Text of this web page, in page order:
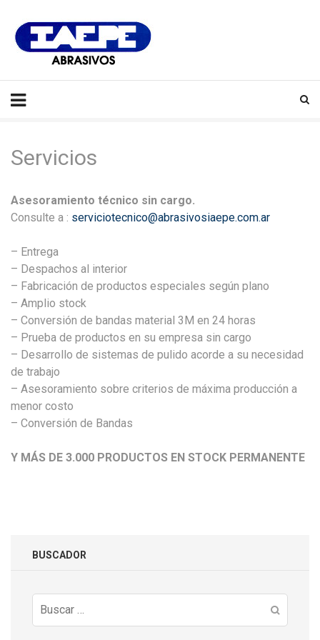
IAEPE
Servicios
Asesoramiento técnico sin cargo.
Consulte a : serviciotecnico@abrasivosiaepe.com.ar
– Entrega
– Despachos al interior
– Fabricación de productos especiales según plano
– Amplio stock
– Conversión de bandas material 3M en 24 horas
– Prueba de productos en su empresa sin cargo
– Desarrollo de sistemas de pulido acorde a su necesidad
de trabajo
– Asesoramiento sobre criterios de máxima producción a
menor costo
– Conversión de Bandas
Y MÁS DE 3.000 PRODUCTOS EN STOCK PERMANENTE
BUSCADOR
Buscar: